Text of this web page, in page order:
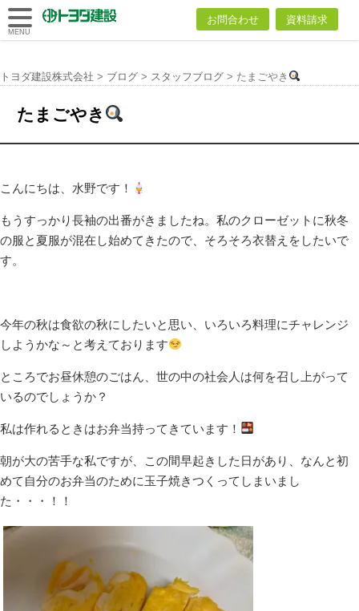
トヨダ建設
お問合わせ 資料請求
MENU
トヨダ建設株式会社 > ブログ > スタッフブログ > たまごやき
たまごやき
こんにちは、水野です！
もうすっかり長袖の出番がきましたね。私のクローゼットに秋冬
の服と夏服が混在し始めてきたので、そろそろ衣替えをしたいで
す。
今年の秋は食欲の秋にしたいと思い、いろいろ料理にチャレンジ
しようかな～と考えております
ところでお昼休憩のごはん、世の中の社会人は何を召し上がって
いるのでしょうか？
私は作れるときはお弁当持ってきています！
朝が大の苦手な私ですが、この間早起きした日があり、なんと初
めて自分のお弁当のために玉子焼きつくってしまいまし
た・・・！！